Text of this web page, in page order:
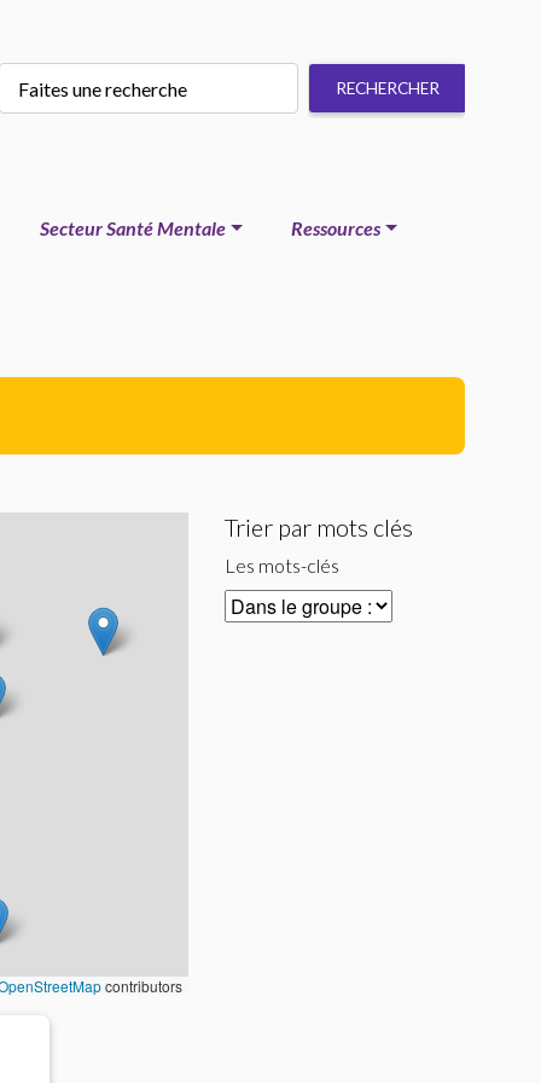
Secteur Santé Mentale
Ressources
contributors
Trier par mots clés
Les mots-clés